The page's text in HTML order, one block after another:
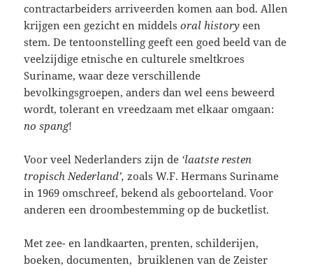
contractarbeiders arriveerden komen aan bod. Allen
krijgen een gezicht en middelsoral history een
stem. De tentoonstelling geeft een goed beeld van de
veelzijdige etnische en culturele smeltkroes
Suriname, waar deze verschillende
bevolkingsgroepen, anders dan wel eens beweerd
wordt, tolerant en vreedzaam met elkaar omgaan:
no spang!
Voor veel Nederlanders zijn de ‘laatste resten
tropisch Nederland’,zoals W.F. Hermans Suriname
in 1969 omschreef, bekend als geboorteland. Voor
anderen een droombestemming op de bucketlist.
Met zee- en landkaarten, prenten, schilderijen,
boeken, documenten, bruiklenen van de Zeister